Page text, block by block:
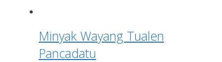
Minyak Wayang Tualen
Pancadatu